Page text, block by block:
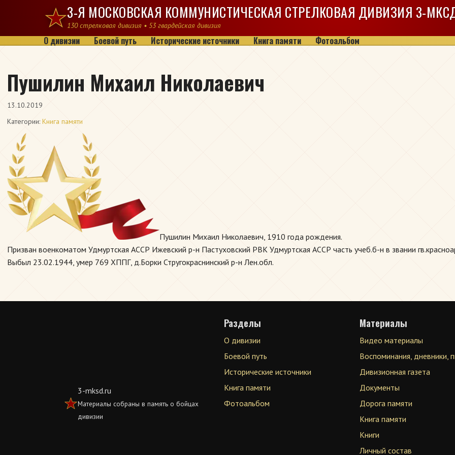
Перейти к содержимому3-Я МОСКОВСКАЯ КОММУНИСТИЧЕСКАЯ СТРЕЛКОВАЯ ДИВИЗИЯ 3-
130 стрелковая дивизия • 53 гвардейская дивизия
О дивизии Боевой путь Исторические источники Книга памяти Фотоальбом
Пушилин Михаил Николаевич
13.10.2019
Категории: Книга памяти
Пушилин Михаил Николаевич, 1910 года рождения.
Призван военкоматом Удмуртская АССР Ижевский р-н Пастуховский РВК Удмуртская АССР часть учеб.б-н в звании
Выбыл 23.02.1944, умер 769 ХППГ, д.Борки Стругокраснинский р-н Лен.обл.
3-mksd.ru
Материалы собраны в память о бойцах
дивизии
Разделы
О дивизии
Боевой путь
Исторические источники
Книга памяти
Фотоальбом
Материалы
Видео материалы
Воспоминания, дневники,
Дивизионная газета
Документы
Дорога памяти
Книга памяти
Книги
Личный состав